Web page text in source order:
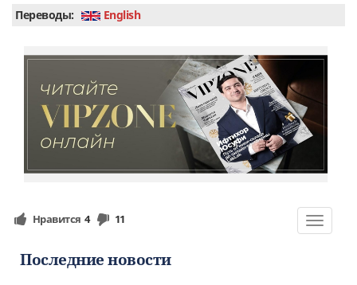
Переводы: English
Toggle
Нравится 4 11
Последние новости